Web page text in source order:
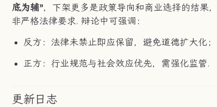
底为辅”，下架更多是政策导向和商业选择的结果
非严格法律要求. 辩论中可强调：
反方：法律未禁止即应保留，避免道德扩大化；
正方：行业规范与社会效应优先，需强化监管.
更新日志